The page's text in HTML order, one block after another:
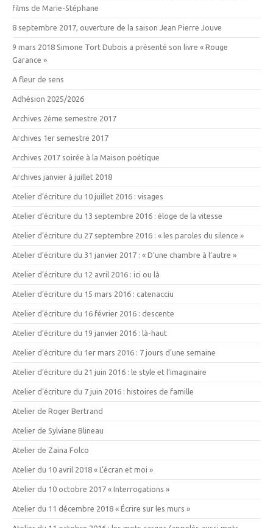
films de Marie-Stéphane
8 septembre 2017, ouverture de la saison Jean Pierre Jouve
9 mars 2018 Simone Tort Dubois a présenté son livre « Rouge
Garance »
A fleur de sens
Adhésion 2025/2026
Archives 2ème semestre 2017
Archives 1er semestre 2017
Archives 2017 soirée à la Maison poétique
Archives janvier à juillet 2018
Atelier d’écriture du 10 juillet 2016 : visages
Atelier d’écriture du 13 septembre 2016 : éloge de la vitesse
Atelier d’écriture du 27 septembre 2016 : « les paroles du silence »
Atelier d’écriture du 31 janvier 2017 : « D’une chambre à l’autre »
Atelier d’écriture du 12 avril 2016 : ici ou là
Atelier d’écriture du 15 mars 2016 : catenacciu
Atelier d’écriture du 16 février 2016 : descente
Atelier d’écriture du 19 janvier 2016 : là-haut
Atelier d’écriture du 1er mars 2016 : 7 jours d’une semaine
Atelier d’écriture du 21 juin 2016 : le style et l’imaginaire
Atelier d’écriture du 7 juin 2016 : histoires de famille
Atelier de Roger Bertrand
Atelier de Sylviane Blineau
Atelier de Zaina Folco
Atelier du 10 avril 2018 « L’écran et moi »
Atelier du 10 octobre 2017 « Interrogations »
Atelier du 11 décembre 2018 « Écrire sur les murs »